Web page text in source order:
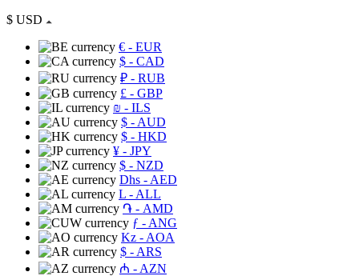
$ USD
€ - EUR
$ - CAD
₽ - RUB
£ - GBP
₪ - ILS
$ - AUD
$ - HKD
¥ - JPY
$ - NZD
Dhs - AED
L - ALL
֏ - AMD
ƒ - ANG
Kz - AOA
$ - ARS
₼ - AZN